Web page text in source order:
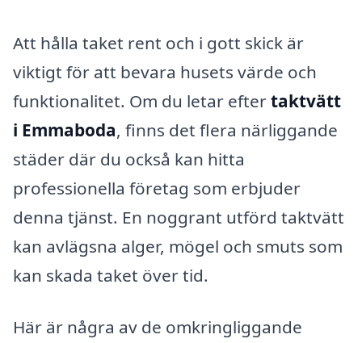
Att hålla taket rent och i gott skick är
viktigt för att bevara husets värde och
funktionalitet. Om du letar eftertaktvätt
i Emmaboda, finns det flera närliggande
städer där du också kan hitta
professionella företag som erbjuder
denna tjänst. En noggrant utförd taktvätt
kan avlägsna alger, mögel och smuts som
kan skada taket över tid.
Här är några av de omkringliggande